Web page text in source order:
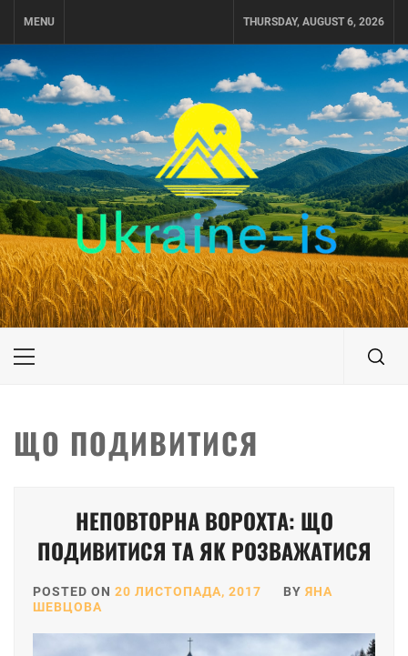
MENU THURSDAY, AUGUST 6, 2026
UKRAINE-IS
ПОДОРОЖI ПО УКРАЇНІ
Primary
ЩО ПОДИВИТИСЯ
НЕПОВТОРНА ВОРОХТА: ЩО
ПОДИВИТИСЯ ТА ЯК РОЗВАЖАТИСЯ
POSTED ON 20 ЛИСТОПАДА, 2017 BY ЯНА
ШЕВЦОВА
pagination